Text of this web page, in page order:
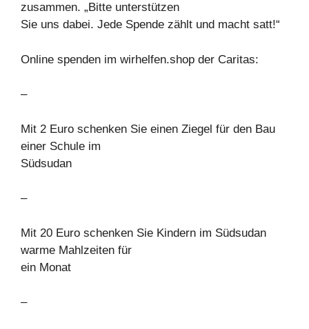
zusammen. „Bitte unterstützen
Sie uns dabei. Jede Spende zählt und macht satt!“
Online spenden im wirhelfen.shop der Caritas:
–
Mit 2 Euro schenken Sie einen Ziegel für den Bau
einer Schule im
Südsudan
–
Mit 20 Euro schenken Sie Kindern im Südsudan
warme Mahlzeiten für
ein Monat
–